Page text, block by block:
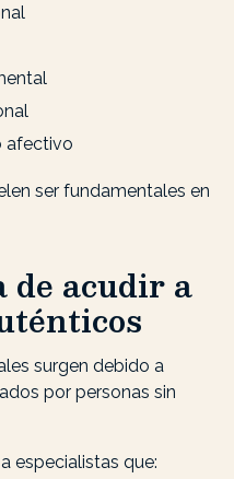
afectivo
ser fundamentales en
acudir a
surgen debido a
por personas sin
especialistas que: